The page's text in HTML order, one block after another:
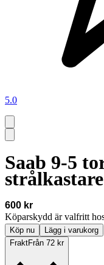
5.0
Saab 9-5
strålkastare
600 kr
Köparskydd är valfritt
Köp nu
Lägg i varukorg
FraktFrån 72 kr